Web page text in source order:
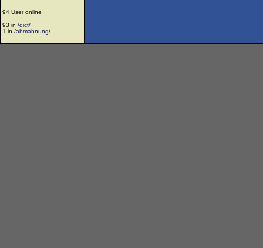
94 User online
93 in /dict/
1 in /abmahnung/